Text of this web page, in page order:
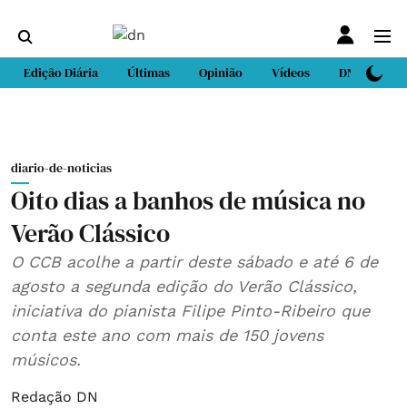
Edição Diária Últimas Opinião Vídeos DN Sport
diario-de-noticias
Oito dias a banhos de música no
Verão Clássico
O CCB acolhe a partir deste sábado e até 6 de
agosto a segunda edição do Verão Clássico,
iniciativa do pianista Filipe Pinto-Ribeiro que
conta este ano com mais de 150 jovens
músicos.
Redação DN